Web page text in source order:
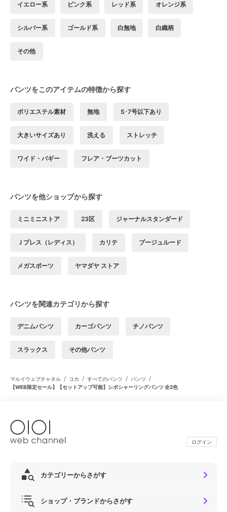
イエロー系 ピンク系 レッド系 オレンジ系
シルバー系 ゴールド系 白無地 白織柄
その他
パンツをこのアイテムの特徴から探す
ポリエステル素材 無地 S･7号以下あり
大きいサイズあり 洗える ストレッチ
ワイド・バギー フレア・ブーツカット
パンツを他ショップから探す
ミニミニストア 23区 ジャーナルスタンダード
Ｊプレス（レディス） カリテ ブージュルード
メガスポーツ ヤマダヤ ストア
パンツを関連カテゴリから探す
デニムパンツ カーゴパンツ チノパンツ
スラックス その他パンツ
マルイウェブチャネル / コカ / すべてのパンツ / パンツ /
【WEB限定セール】【セットアップ可能】シボシャーリングパンツ 全2色
ログイン
カテゴリーからさがす
ショップ・ブランドからさがす